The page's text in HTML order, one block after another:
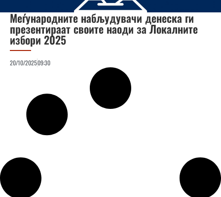
Меѓународните набљудувачи денеска ги
презентираат своите наоди за Локалните
избори 2025
20/10/202509:30